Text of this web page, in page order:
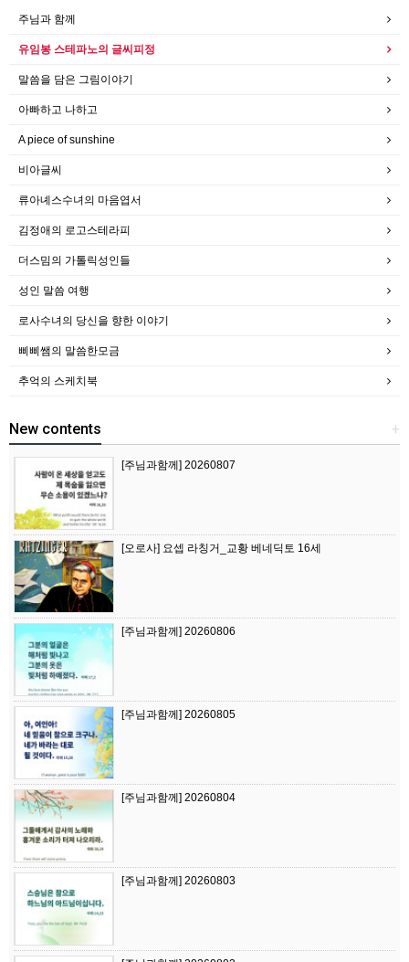
주님과 함께
유임봉 스테파노의 글씨피정
말씀을 담은 그림이야기
아빠하고 나하고
A piece of sunshine
비아글씨
류아녜스수녀의 마음엽서
김정애의 로고스테라피
더스밈의 가톨릭성인들
성인 말씀 여행
로사수녀의 당신을 향한 이야기
삐삐쌤의 말씀한모금
추억의 스케치북
+
New contents
[주님과함께] 20260807
[오로사] 요셉 라칭거_교황 베네딕토 16세
[주님과함께] 20260806
[주님과함께] 20260805
[주님과함께] 20260804
[주님과함께] 20260803